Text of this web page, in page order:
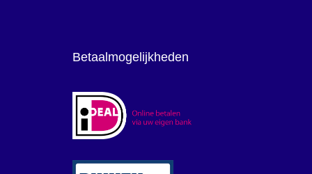
Betaalmogelijkheden